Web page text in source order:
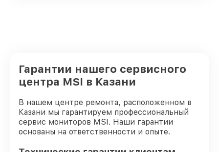
Гарантии нашего сервисного
центра MSI в Казани
В нашем центре ремонта, расположенном в
Казани мы гарантируем профессиональный
сервис мониторов MSI. Наши гарантии
основаны на ответственности и опыте.